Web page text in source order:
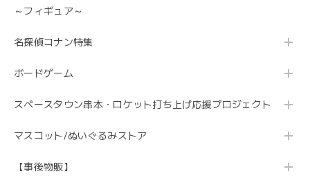
～フィギュア～
名探偵コナン特集
ボードゲーム
スペースタウン串本・ロケット打ち上げ応援プロジェクト
マスコット/ぬいぐるみストア
【事後物販】